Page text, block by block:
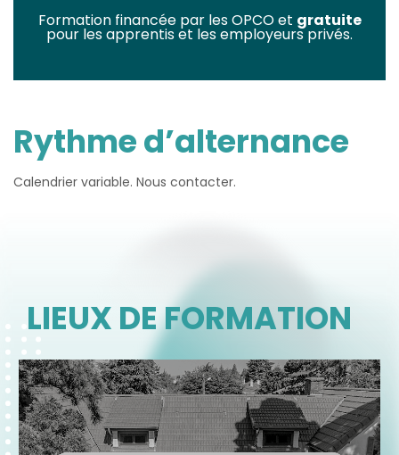
Formation financée par les OPCO et gratuite
pour les apprentis et les employeurs privés.
Rythme d’alternance
Calendrier variable. Nous contacter.
LIEUX DE FORMATION
ADYFOR